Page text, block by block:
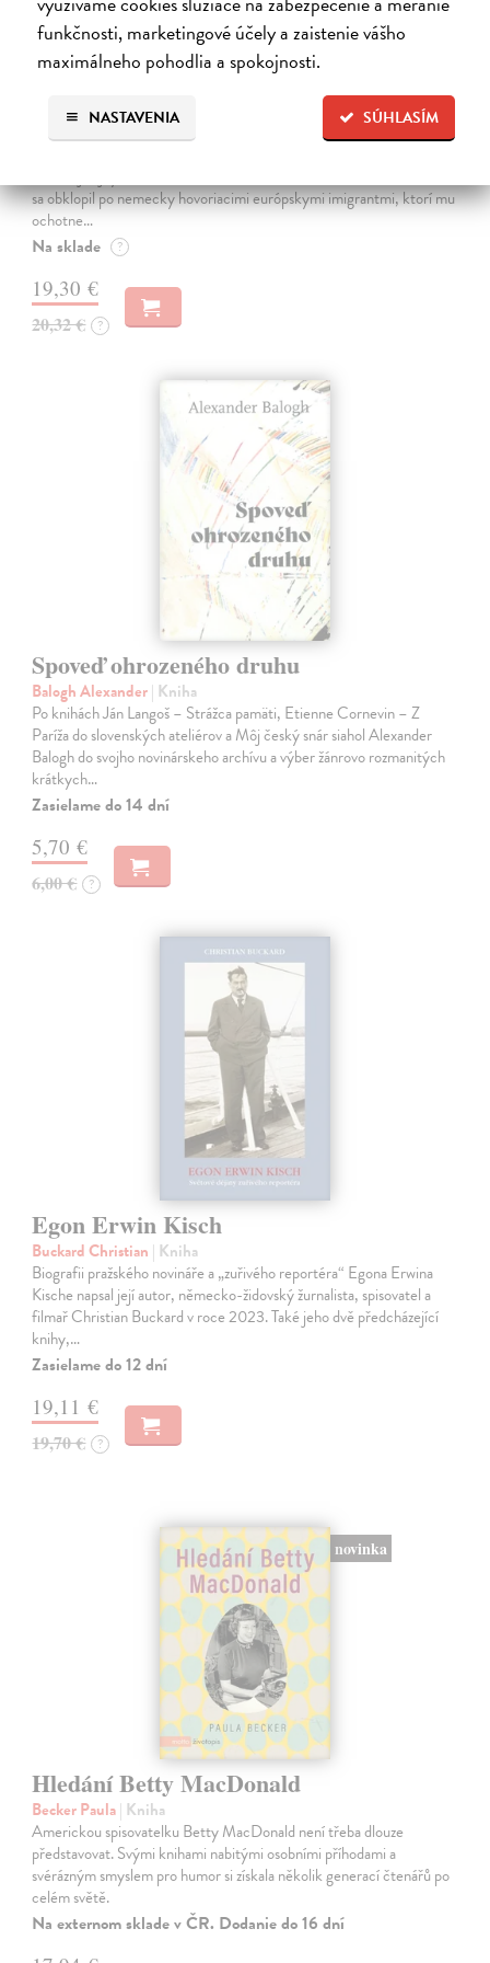
funkčnosti, marketingové účely a zaistenie vášho
maximálneho pohodlia a spokojnosti.
SÚHLASÍM
NASTAVENIA
Tropické Bavorsko
sa obklopil po nemecky hovoriacimi európskymi imigrantmi, ktorí mu
ochotne…
Na sklade ?
19,30 €
20,32 € ?
Spoveď ohrozeného druhu
Balogh Alexander| Kniha
Po knihách Ján Langoš – Strážca pamäti, Etienne Cornevin – Z
Paríža do slovenských ateliérov a Môj český snár siahol Alexander
Balogh do svojho novinárskeho archívu a výber žánrovo rozmanitých
krátkych…
Zasielame do 14 dní
5,70 €
6,00 € ?
Egon Erwin Kisch
Buckard Christian | Kniha
Biografii pražského novináře a „zuřivého reportéra“ Egona Erwina
Kische napsal její autor, německo-židovský žurnalista, spisovatel a
filmař Christian Buckard v roce 2023. Také jeho dvě předcházející
knihy,…
Zasielame do 12 dní
19,11 €
19,70 € ?
novinka
Hledání Betty MacDonald
Becker Paula| Kniha
Americkou spisovatelku Betty MacDonald není třeba dlouze
představovat. Svými knihami nabitými osobními příhodami a
svérázným smyslem pro humor si získala několik generací čtenářů po
celém světě.
Na externom sklade v ČR. Dodanie do 16 dní